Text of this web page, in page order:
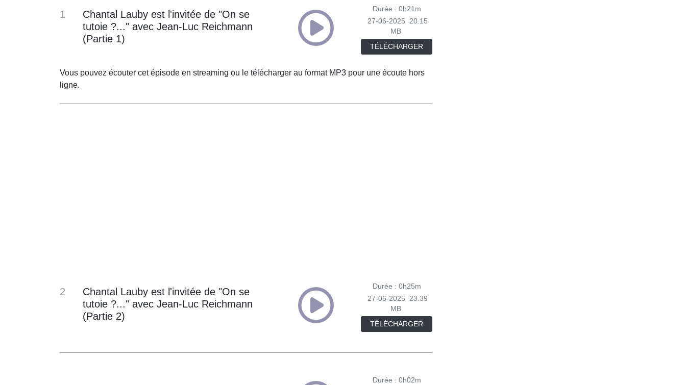
1
Chantal Lauby est l'invitée de "On se
tutoie ?..." avec Jean-Luc Reichmann
(Partie 1)
Durée : 0h21m
27-06-2025
20.15
MB
TÉLÉCHARGER
Vous pouvez écouter cet épisode en streaming ou le télécharger au format MP3 pour une écoute hors
ligne.
2
Chantal Lauby est l'invitée de "On se
tutoie ?..." avec Jean-Luc Reichmann
(Partie 2)
Durée : 0h25m
27-06-2025
23.39
MB
TÉLÉCHARGER
Durée : 0h02m